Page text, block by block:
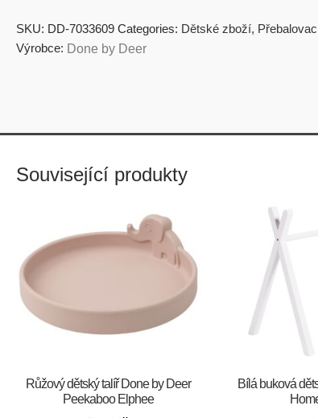
SKU: DD-7033609 Categories: Dětské zboží,
Výrobce: Done by Deer
Související produkty
Růžový dětský talíř Done by Deer
Peekaboo Elphee
Bílá buková